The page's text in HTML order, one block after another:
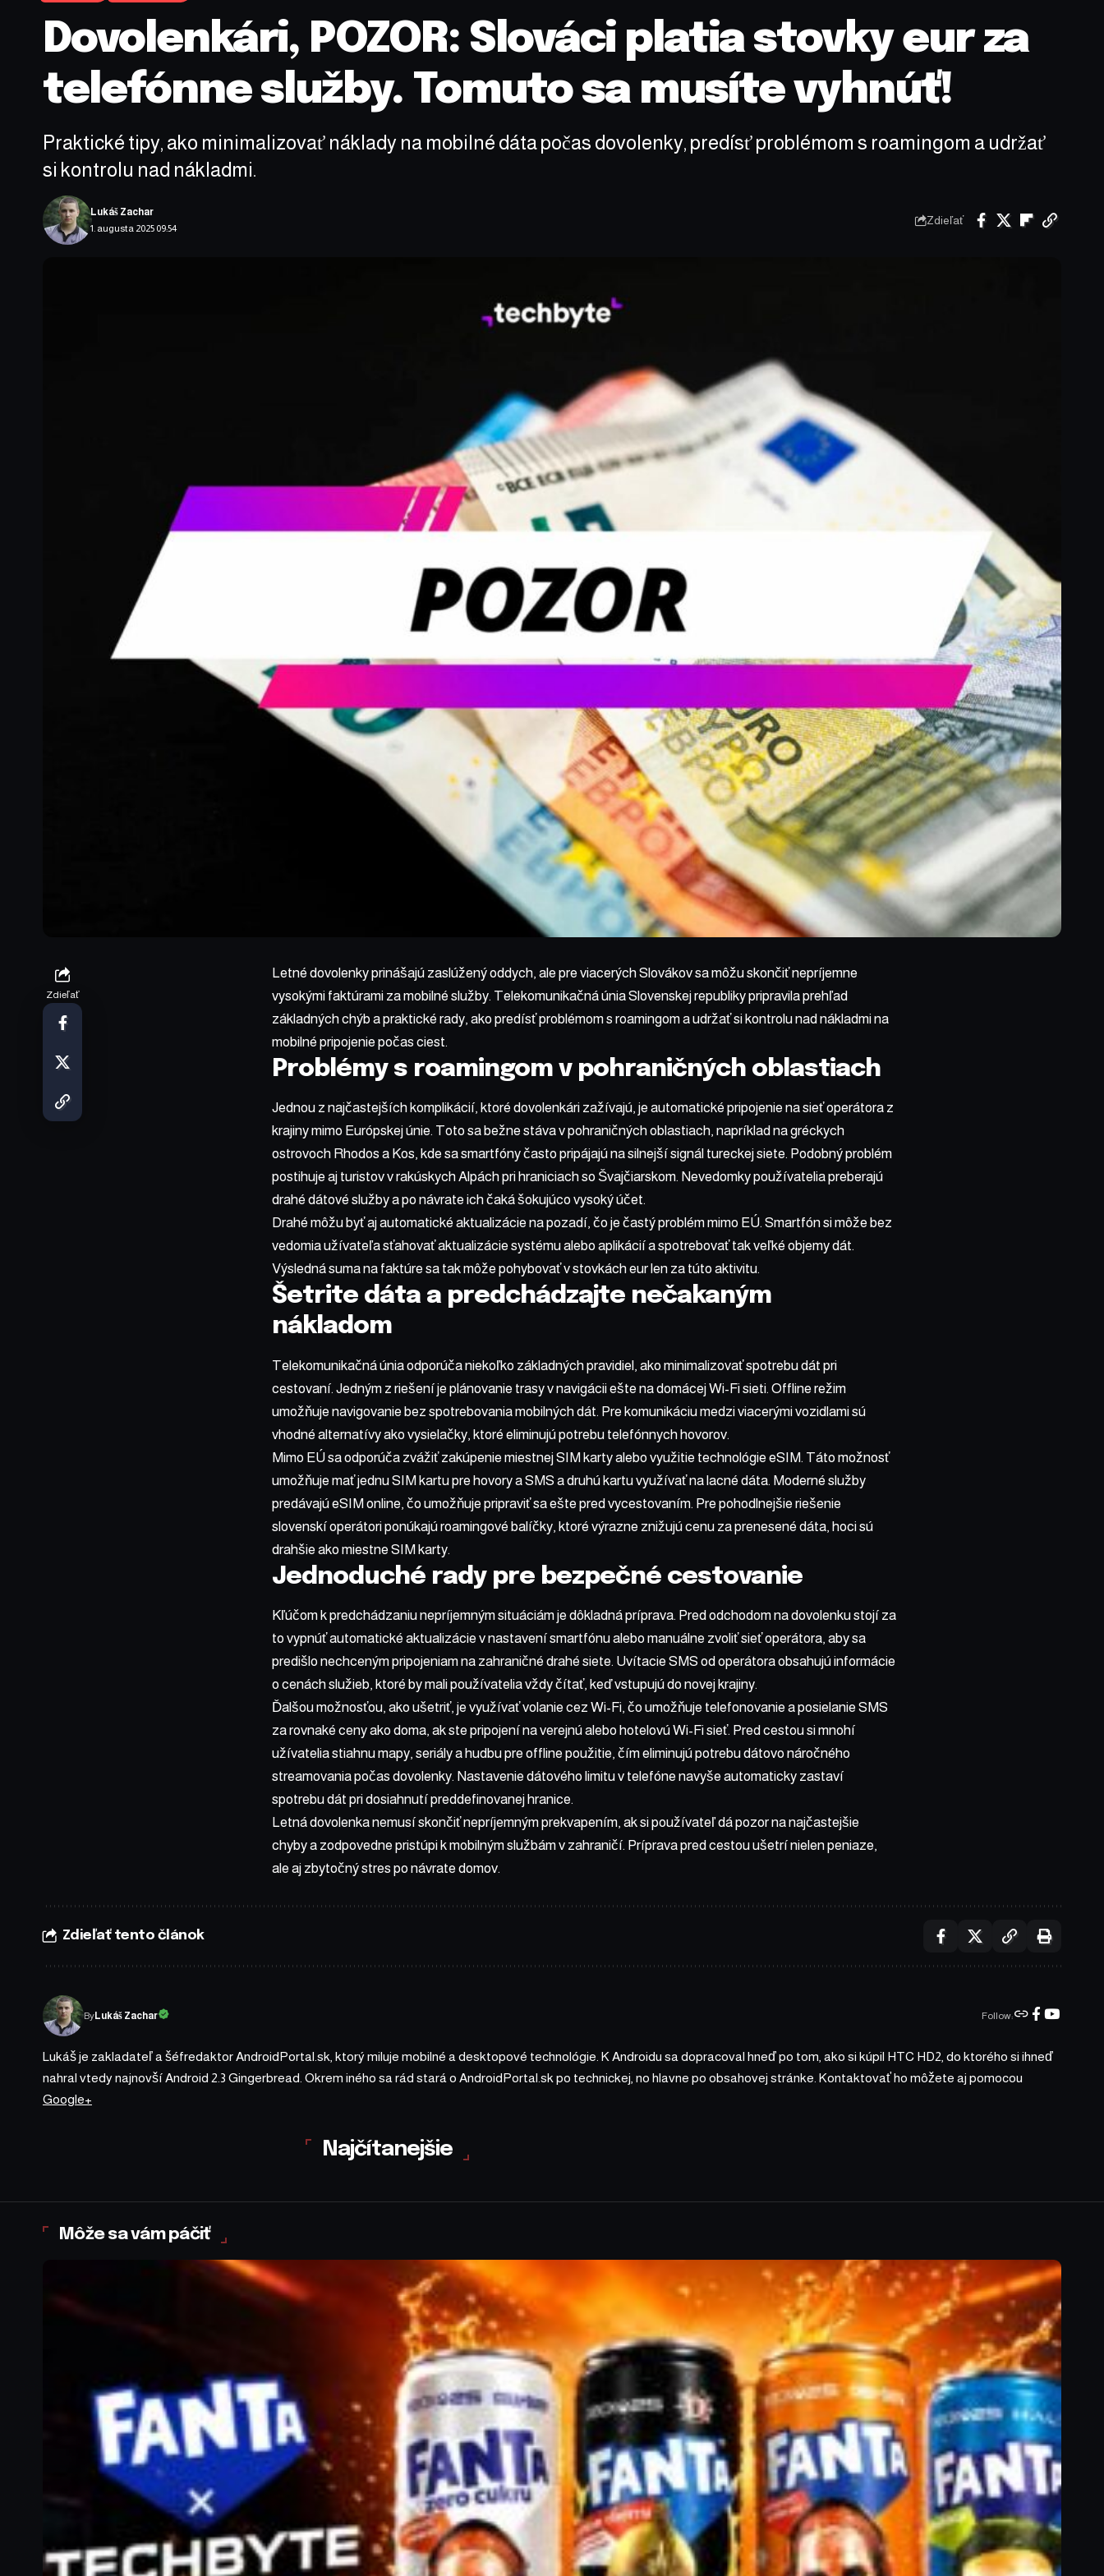
Dovolenkári, POZOR: Slováci platia stovky eur za
telefónne služby. Tomuto sa musíte vyhnúť!
Praktické tipy, ako minimalizovať náklady na mobilné dáta počas dovolenky, predísť problémom s roamingom a udržať
si kontrolu nad nákladmi.
1. augusta 2025 09:54
Lukáš Zachar
Zdieľať
Zdieľať
Letné dovolenky prinášajú zaslúžený oddych, ale pre viacerých Slovákov sa môžu skončiť nepríjemne
vysokými faktúrami za mobilné služby. Telekomunikačná únia Slovenskej republiky pripravila prehľad
základných chýb a praktické rady, ako predísť problémom s roamingom a udržať si kontrolu nad nákladmi na
mobilné pripojenie počas ciest.
Problémy s roamingom v pohraničných oblastiach
Jednou z najčastejších komplikácií, ktoré dovolenkári zažívajú, je automatické pripojenie na sieť operátora z
krajiny mimo Európskej únie. Toto sa bežne stáva v pohraničných oblastiach, napríklad na gréckych
ostrovoch Rhodos a Kos, kde sa smartfóny často pripájajú na silnejší signál tureckej siete. Podobný problém
postihuje aj turistov v rakúskych Alpách pri hraniciach so Švajčiarskom. Nevedomky používatelia preberajú
drahé dátové služby a po návrate ich čaká šokujúco vysoký účet.
Drahé môžu byť aj automatické aktualizácie na pozadí, čo je častý problém mimo EÚ. Smartfón si môže bez
vedomia užívateľa sťahovať aktualizácie systému alebo aplikácií a spotrebovať tak veľké objemy dát.
Výsledná suma na faktúre sa tak môže pohybovať v stovkách eur len za túto aktivitu.
Šetrite dáta a predchádzajte nečakaným
nákladom
Telekomunikačná únia odporúča niekoľko základných pravidiel, ako minimalizovať spotrebu dát pri
cestovaní. Jedným z riešení je plánovanie trasy v navigácii ešte na domácej Wi-Fi sieti. Offline režim
umožňuje navigovanie bez spotrebovania mobilných dát. Pre komunikáciu medzi viacerými vozidlami sú
vhodné alternatívy ako vysielačky, ktoré eliminujú potrebu telefónnych hovorov.
Mimo EÚ sa odporúča zvážiť zakúpenie miestnej SIM karty alebo využitie technológie eSIM. Táto možnosť
umožňuje mať jednu SIM kartu pre hovory a SMS a druhú kartu využívať na lacné dáta. Moderné služby
predávajú eSIM online, čo umožňuje pripraviť sa ešte pred vycestovaním. Pre pohodlnejšie riešenie
slovenskí operátori ponúkajú roamingové balíčky, ktoré výrazne znižujú cenu za prenesené dáta, hoci sú
drahšie ako miestne SIM karty.
Jednoduché rady pre bezpečné cestovanie
Kľúčom k predchádzaniu nepríjemným situáciám je dôkladná príprava. Pred odchodom na dovolenku stojí za
to vypnúť automatické aktualizácie v nastavení smartfónu alebo manuálne zvoliť sieť operátora, aby sa
predišlo nechceným pripojeniam na zahraničné drahé siete. Uvítacie SMS od operátora obsahujú informácie
o cenách služieb, ktoré by mali používatelia vždy čítať, keď vstupujú do novej krajiny.
Ďalšou možnosťou, ako ušetriť, je využívať volanie cez Wi-Fi, čo umožňuje telefonovanie a posielanie SMS
za rovnaké ceny ako doma, ak ste pripojení na verejnú alebo hotelovú Wi-Fi sieť. Pred cestou si mnohí
užívatelia stiahnu mapy, seriály a hudbu pre offline použitie, čím eliminujú potrebu dátovo náročného
streamovania počas dovolenky. Nastavenie dátového limitu v telefóne navyše automaticky zastaví
spotrebu dát pri dosiahnutí preddefinovanej hranice.
Letná dovolenka nemusí skončiť nepríjemným prekvapením, ak si používateľ dá pozor na najčastejšie
chyby a zodpovedne pristúpi k mobilným službám v zahraničí. Príprava pred cestou ušetrí nielen peniaze,
ale aj zbytočný stres po návrate domov.
Zdieľať tento článok
ByLukáš Zachar Follow:
Lukáš je zakladateľ a šéfredaktor AndroidPortal.sk, ktorý miluje mobilné a desktopové technológie. K Androidu sa dopracoval hneď po tom, ako si kúpil HTC HD2, do ktorého si ihneď
nahral vtedy najnovší Android 2.3 Gingerbread. Okrem iného sa rád stará o AndroidPortal.sk po technickej, no hlavne po obsahovej stránke. Kontaktovať ho môžete aj pomocou
Google+
Najčítanejšie
Môže sa vám páčiť